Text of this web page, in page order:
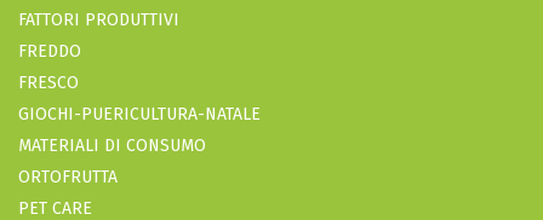
FATTORI PRODUTTIVI
FREDDO
FRESCO
GIOCHI-PUERICULTURA-NATALE
MATERIALI DI CONSUMO
ORTOFRUTTA
PET CARE